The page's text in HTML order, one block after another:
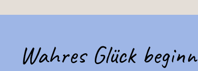
Wahres Glück